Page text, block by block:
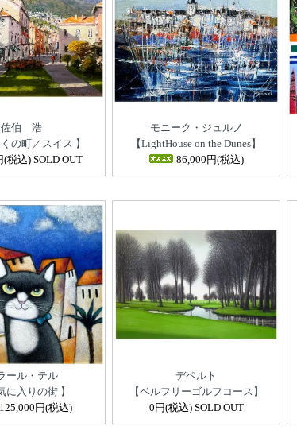
佐伯 浩
くの町／スイス 】
(税込) SOLD OUT
モニーク・ジュルノ
【LightHouse on the Dunes】
86,000円(税込)
ール・テル
に入りの街 】
125,000円(税込)
デペルト
【ベルフリーゴルフコース】
0円(税込) SOLD OUT